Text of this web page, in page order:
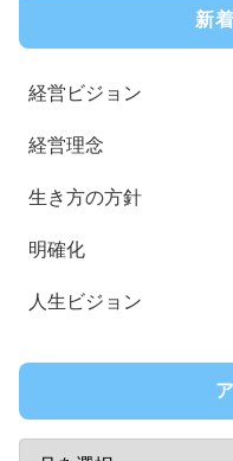
新
経営ビジョン
経営理念
生き方の方針
明確化
人生ビジョン